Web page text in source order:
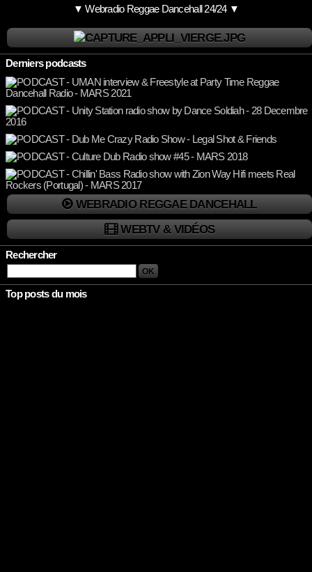
▼ Webradio Reggae Dancehall 24/24 ▼
Derniers podcasts
WEBRADIO REGGAE DANCEHALL
WEBTV & VIDÉOS
Rechercher
Top posts du mois